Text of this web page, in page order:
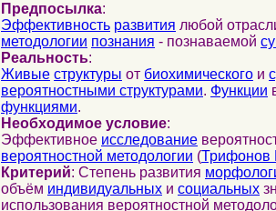
Предпосылка:
Эффективность развития любой
методологии познания - познаваемой
Реальность:
Живые структуры от биохимического и
вероятностными структурами. Функции
функциями.
Необходимое условие:
Эффективное исследование
вероятностной методологии (Трифонов
Критерий: Степень развития
объём индивидуальных и социальных
использования вероятностной